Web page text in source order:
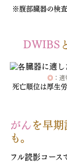
※腹部臓器の検
DWIBS
◎ ：
死亡順位は厚生
がんを早期
も。
フル読影コー